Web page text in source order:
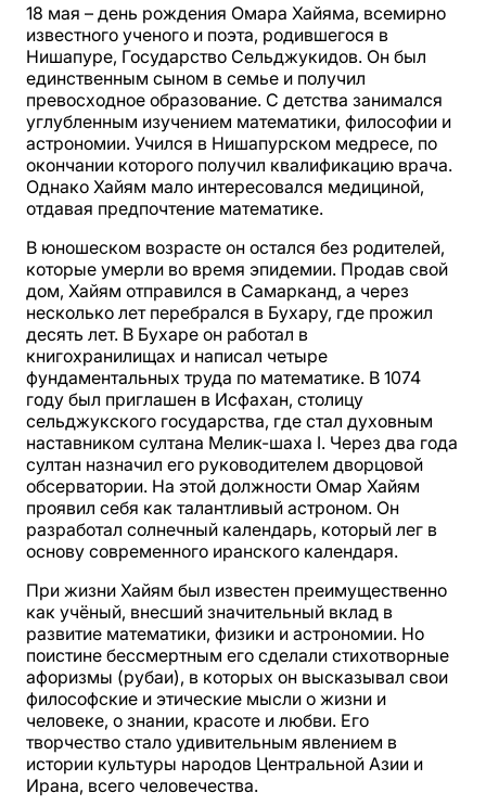
18 мая – день рождения Омара Хайяма, всемирно
известного ученого и поэта, родившегося в
Нишапуре, Государство Сельджукидов. Он был
единственным сыном в семье и получил
превосходное образование. С детства занимался
углубленным изучением математики, философии и
астрономии. Учился в Нишапурском медресе, по
окончании которого получил квалификацию врача.
Однако Хайям мало интересовался медициной,
отдавая предпочтение математике.
В юношеском возрасте он остался без родителей,
которые умерли во время эпидемии. Продав свой
дом, Хайям отправился в Самарканд, а через
несколько лет перебрался в Бухару, где прожил
десять лет. В Бухаре он работал в
книгохранилищах и написал четыре
фундаментальных труда по математике. В 1074
году был приглашен в Исфахан, столицу
сельджукского государства, где стал духовным
наставником султана Мелик-шаха I. Через два года
султан назначил его руководителем дворцовой
обсерватории. На этой должности Омар Хайям
проявил себя как талантливый астроном. Он
разработал солнечный календарь, который лег в
основу современного иранского календаря.
При жизни Хайям был известен преимущественно
как учёный, внесший значительный вклад в
развитие математики, физики и астрономии. Но
поистине бессмертным его сделали стихотворные
афоризмы (рубаи), в которых он высказывал свои
философские и этические мысли о жизни и
человеке, о знании, красоте и любви. Его
творчество стало удивительным явлением в
истории культуры народов Центральной Азии и
Ирана, всего человечества.